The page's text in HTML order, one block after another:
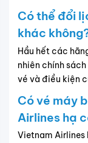
Có thể đổi
khác
Hầu hết các
nhiên chính
vé và điều kiện
Có vé máy
Airlines hạ
Vietnam